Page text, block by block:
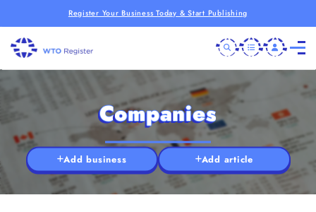
Register Your Business Today & Start Publishing
Companies
Add business Add article